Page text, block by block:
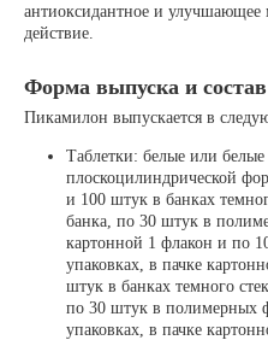
антиоксидантное и улучшающее
действие.
Форма выпуска и состав
Пикамилон выпускается в
Таблетки: белые или
плоскоцилиндрической
и 100 штук в банках
банка, по 30 штук в
картонной 1 флакон и по
упаковках, в пачке
штук в банках темного
по 30 штук в полимерных
упаковках, в пачке